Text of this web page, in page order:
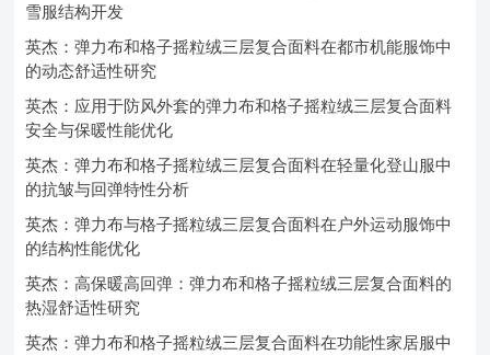
雪服结构开发
英杰：弹力布和格子摇粒绒三层复合面料在都市机能服饰中
的动态舒适性研究
英杰：应用于防风外套的弹力布和格子摇粒绒三层复合面料
安全与保暖性能优化
英杰：弹力布和格子摇粒绒三层复合面料在轻量化登山服中
的抗皱与回弹特性分析
英杰：弹力布与格子摇粒绒三层复合面料在户外运动服饰中
的结构性能优化
英杰：高保暖高回弹：弹力布和格子摇粒绒三层复合面料的
热湿舒适性研究
英杰：弹力布和格子摇粒绒三层复合面料在功能性家居服中